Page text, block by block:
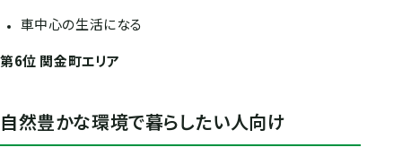
車中心の生活になる
第6位 関金町エリア
自然豊かな環境で暮らしたい人向け